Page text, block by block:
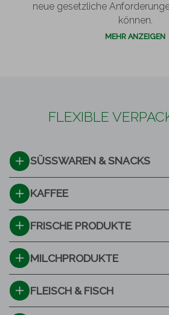
neue gesetzliche
können.
MEHR ANZEIGEN
FLEXIBLE
SÜSSWAREN & SNACKS
KAFFEE
FRISCHE PRODUKTE
MILCHPRODUKTE
FLEISCH & FISCH